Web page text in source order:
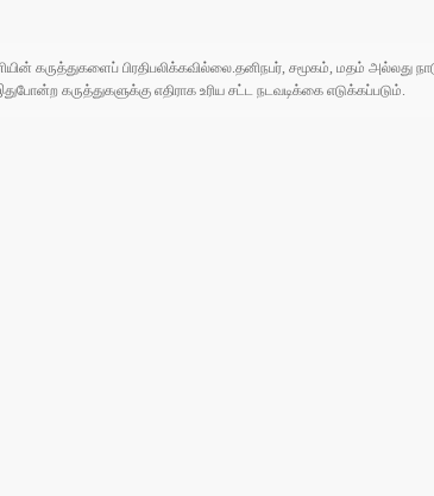
கருத்துகளைப் பிரதிபலிக்கவில்லை.தனிநபர், சமூகம், மதம் அல்லது
கருத்துகளுக்கு எதிராக உரிய சட்ட நடவடிக்கை எடுக்கப்படும்.